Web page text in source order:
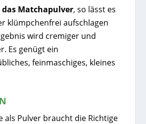
das Matchapulver, so lässt es
klümpchenfrei aufschlagen
wird cremiger und
Es genügt ein
feinmaschiges, kleines
als Pulver braucht die Richtige